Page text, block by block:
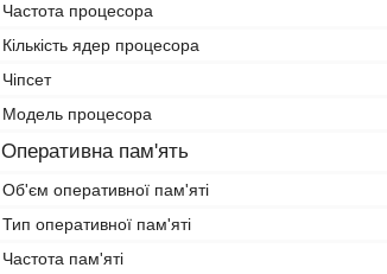
Частота процесора
Кількість ядер процесора
Чіпсет
Модель процесора
Оперативна пам'ять
Об'єм оперативної пам'яті
Тип оперативної пам'яті
Частота пам'яті